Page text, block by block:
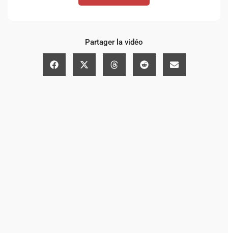
Partager la vidéo